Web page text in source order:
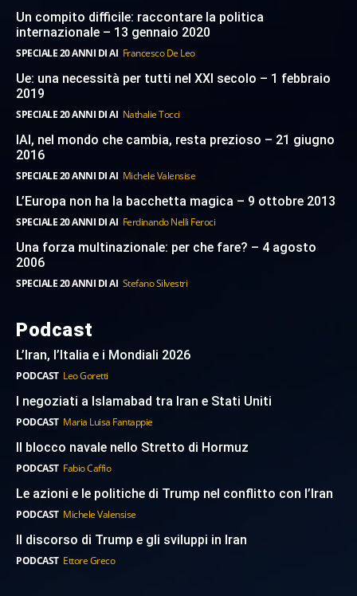
Un compito difficile: raccontare la politica
internazionale – 13 gennaio 2020
SPECIALE 20 ANNI DI AI Francesco De Leo
Ue: una necessità per tutti nel XXI secolo – 1 febbraio
2019
SPECIALE 20 ANNI DI AI Nathalie Tocci
IAI, nel mondo che cambia, resta prezioso – 21 giugno
2016
SPECIALE 20 ANNI DI AI Michele Valensise
L’Europa non ha la bacchetta magica – 9 ottobre 2013
SPECIALE 20 ANNI DI AI Ferdinando Nelli Feroci
Una forza multinazionale: per che fare? – 4 agosto
2006
SPECIALE 20 ANNI DI AI Stefano Silvestri
Podcast
L’Iran, l’Italia e i Mondiali 2026
PODCAST Leo Goretti
I negoziati a Islamabad tra Iran e Stati Uniti
PODCAST Maria Luisa Fantappie
Il blocco navale nello Stretto di Hormuz
PODCAST Fabio Caffio
Le azioni e le politiche di Trump nel conflitto con l’Iran
PODCAST Michele Valensise
Il discorso di Trump e gli sviluppi in Iran
PODCAST Ettore Greco